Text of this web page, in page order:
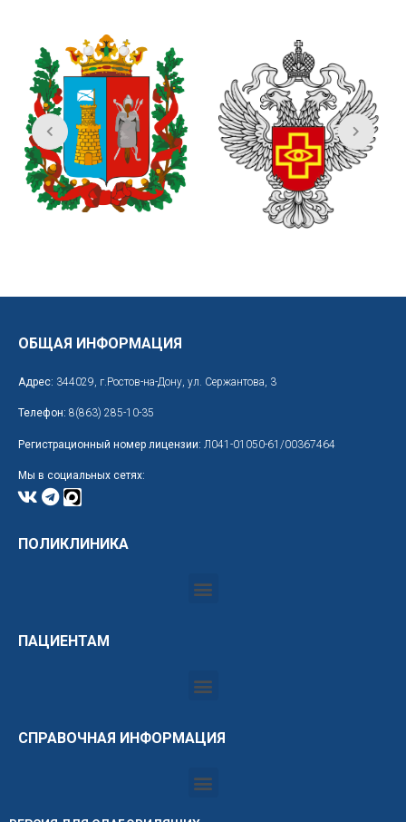
ОБЩАЯ ИНФОРМАЦИЯ
Адрес: 344029, г.Ростов-на-Дону, ул. Сержантова, 3
Телефон: 8(863) 285-10-35
Регистрационный номер лицензии: Л041-01050-61/00367464
Мы в социальных сетях:
ПОЛИКЛИНИКА
ПАЦИЕНТАМ
СПРАВОЧНАЯ ИНФОРМАЦИЯ